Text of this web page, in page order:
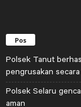
Pos
Polsek Tanut
pengrusakan
Polsek Selaru
aman